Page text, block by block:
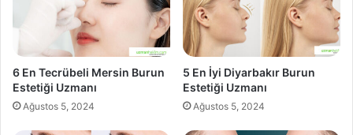
6 En Tecrübeli Mersin Burun
Estetiği Uzmanı
Ağustos 5, 2024
5 En İyi Diyarbakır Burun
Estetiği Uzmanı
Ağustos 5, 2024